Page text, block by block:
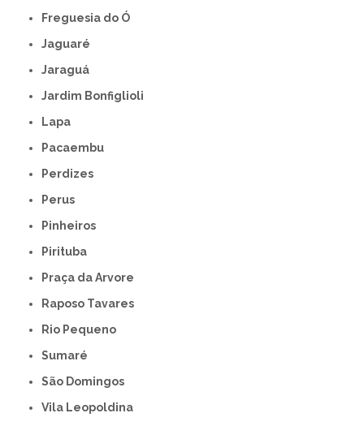
Freguesia do Ó
Jaguaré
Jaraguá
Jardim Bonfiglioli
Lapa
Pacaembu
Perdizes
Perus
Pinheiros
Pirituba
Praça da Arvore
Raposo Tavares
Rio Pequeno
Sumaré
São Domingos
Vila Leopoldina